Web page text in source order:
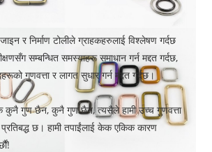
र निर्माण टोलीले ग्राहकहरुलाई विश्लेषण गर्दछ
सम्बन्धित समस्याहरू समाधान गर्न मद्दत गर्दछ,
गुणवत्ता र लागत सुधार गर्न मद्दत गर्दछ।
कि कुनै गुण छैन, कुनै गुण छैन, त्यसैले हामी उच्च गुणवत्ता
प्रतिबद्ध छ। हामी तपाईंलाई केक एकिक कारण